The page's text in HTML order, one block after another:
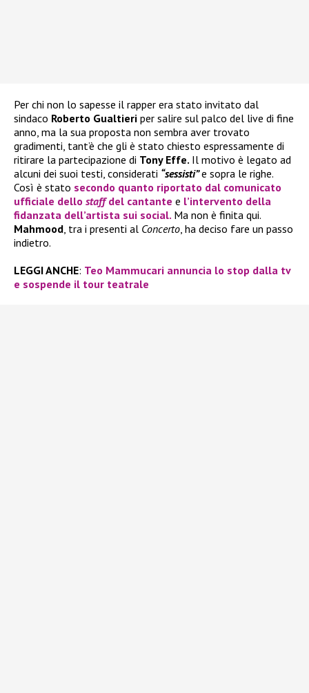
Per chi non lo sapesse il rapper era stato invitato dal
sindaco Roberto Gualtieri per salire sul palco del live di fine
anno, ma la sua proposta non sembra aver trovato
gradimenti, tant’è che gli è stato chiesto espressamente di
ritirare la partecipazione di Tony Effe. Il motivo è legato ad
alcuni dei suoi testi, considerati “sessisti”e sopra le righe.
Così è stato secondo quanto riportato dal comunicato
ufficiale dello staffdel cantante e l’intervento della
fidanzata dell’artista sui social. Ma non è finita qui.
Mahmood , tra i presenti al Concerto , ha deciso fare un passo
indietro.
LEGGI ANCHE: Teo Mammucari annuncia lo stop dalla tv
e sospende il tour teatrale